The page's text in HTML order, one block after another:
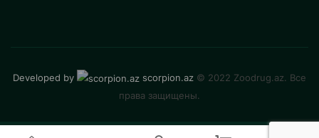
Developed by scorpion.az © 2022 Zoodrug.az. Все
права защищены.